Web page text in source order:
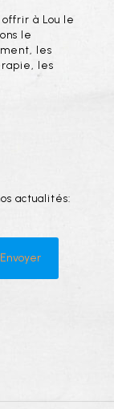
offrir à Lou le
le
les
les
actualités: